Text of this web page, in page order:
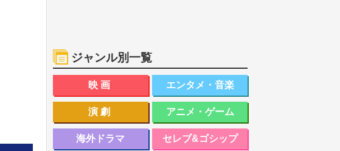
ジャンル別一覧
映画 エンタメ・音楽
演劇 アニメ・ゲーム
海外ドラマ セレブ&ゴシップ